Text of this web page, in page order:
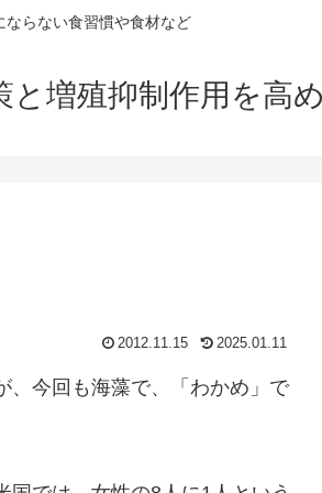
ならない食習慣や食材など
と増殖抑制作用を高
2012.11.15 2025.01.11
、今回も海藻で、「わかめ」で